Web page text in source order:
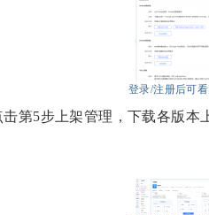
登录/注册后可
第5步上架管理，下载各版本